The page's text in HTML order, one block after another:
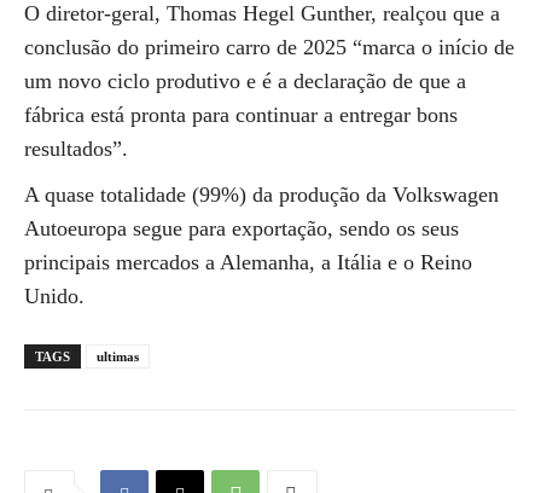
O diretor-geral, Thomas Hegel Gunther, realçou que a
conclusão do primeiro carro de 2025 “marca o início de
um novo ciclo produtivo e é a declaração de que a
fábrica está pronta para continuar a entregar bons
resultados”.
A quase totalidade (99%) da produção da Volkswagen
Autoeuropa segue para exportação, sendo os seus
principais mercados a Alemanha, a Itália e o Reino
Unido.
TAGS ultimas